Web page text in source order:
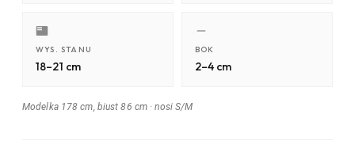
WYS. STANU
18–21 cm
BOK
2–4 cm
Modelka 178 cm, biust 86 cm ·nosi S/M